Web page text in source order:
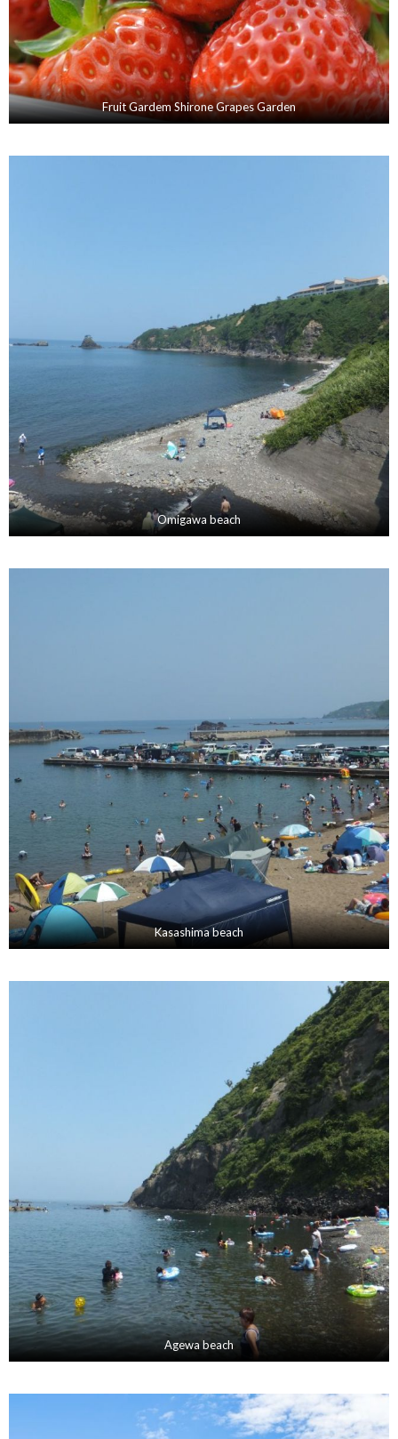
Fruit Gardem Shirone Grapes Garden
Omigawa beach
Kasashima beach
Agewa beach